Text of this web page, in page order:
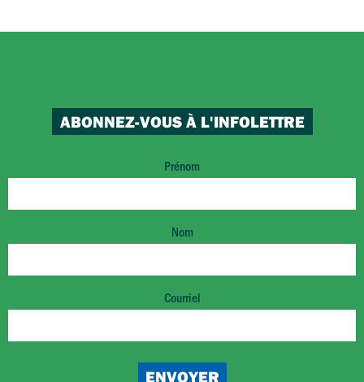
ABONNEZ-VOUS À L'INFOLETTRE
Prénom
Nom
Courriel